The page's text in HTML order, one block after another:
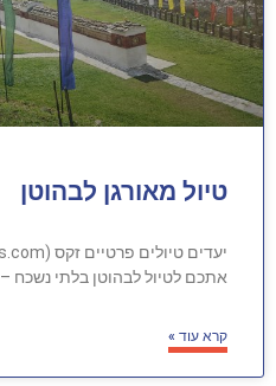
טיול מאורגן לבהוטן
אתכם לטיול לבהוטן בלתי נשכח –
קרא עוד »